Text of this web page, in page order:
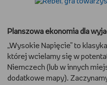
Planszowa ekonomia dla
„Wysokie Napięcie” to
której wcielamy się w
Niemczech (lub w innych
dodatkowe mapy).